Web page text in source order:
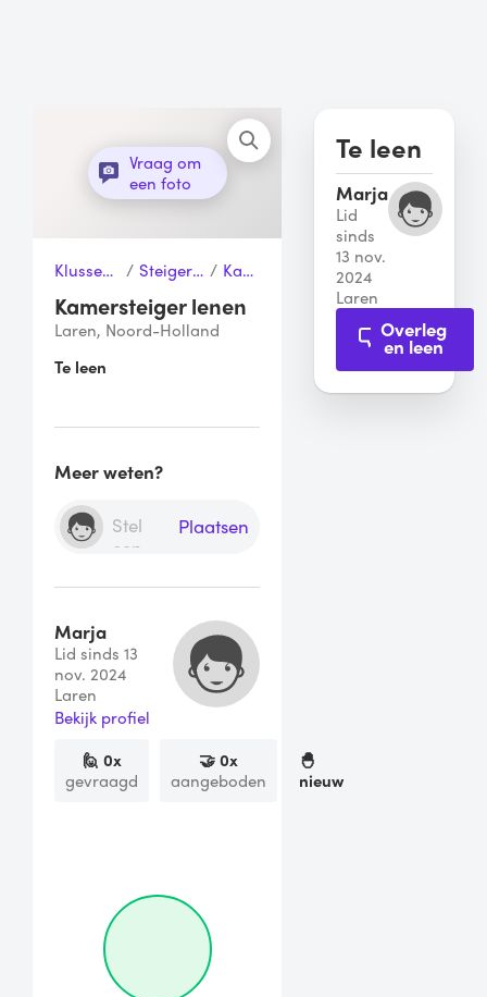
Vraag om
een foto
Klussen & Gereedschap / Steigers & Werkbanken / Kamersteiger
Kamersteiger lenen
Laren, Noord-Holland
Te leen
Meer weten?
Plaatsen
Marja
Lid sinds 13
nov. 2024
Laren
Bekijk profiel
🙋 0x
gevraagd
🤝0x
aangeboden
🐣
nieuw
Te leen
Marja
Lid
sinds
13 nov.
2024
Laren
Overleg
en leen